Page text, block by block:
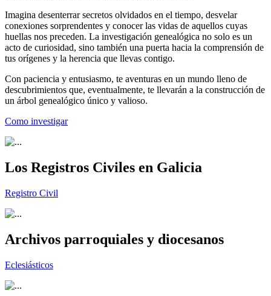
Imagina desenterrar secretos olvidados en el tiempo, desvelar
conexiones sorprendentes y conocer las vidas de aquellos cuyas
huellas nos preceden. La investigación genealógica no solo es un
acto de curiosidad, sino también una puerta hacia la comprensión de
tus orígenes y la herencia que llevas contigo.
Con paciencia y entusiasmo, te aventuras en un mundo lleno de
descubrimientos que, eventualmente, te llevarán a la construcción de
un árbol genealógico único y valioso.
Como investigar
Los Registros Civiles en Galicia
Registro Civil
Archivos parroquiales y diocesanos
Eclesiásticos